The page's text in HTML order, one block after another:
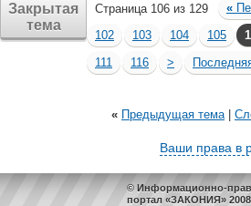
Закрытая
тема
Страница 106 из 129 «
102
103 104 105
111
116 >
« Предыдущая тема|
Ваши права в
© Информационно-
портал «ЗАКОНИЯ»